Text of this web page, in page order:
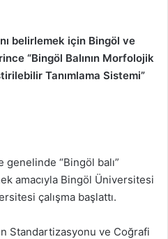
belirlemek için Bingöl ve
“Bingöl Balının Morfolojik
Tanımlama Sistemi”
genelinde “Bingöl balı”
amacıyla Bingöl Üniversitesi
çalışma başlattı.
Standartizasyonu ve Coğrafi